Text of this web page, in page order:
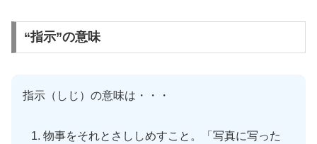
“指示”の意味
指示（しじ）の意味は・・・
物事をそれとさししめすこと。「写真に写った